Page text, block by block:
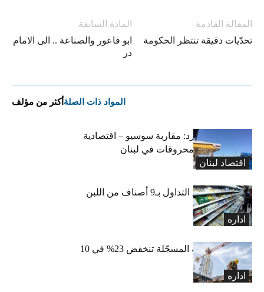
المادة السابقة
ابو فاعور والصناعة .. الى الامام
در
المقالة القادمة
تحدّيات دقيقة تنتظر الحكومة
المواد ذات الصلة أكثر من مؤلف
اقتصاد لبنان
التضخم المستورد: مقاربة سوسيو – اقتصادية
لارتفاع أسعار المحروقات في لبنان
اداره
«الاقتصاد» تعلّق التداول بـ9 أصناف من اللبن
واللبنة
اداره
الرخص العقارية المسجّلة تنخفض 23% في 10
أشهر